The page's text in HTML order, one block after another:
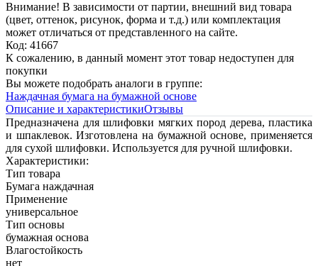
Внимание! В зависимости от партии, внешний вид товара
(цвет, оттенок, рисунок, форма и т.д.) или комплектация
может отличаться от представленного на сайте.
Код: 41667
К сожалению, в данный момент этот товар недоступен для
покупки
Вы можете подобрать аналоги в группе:
Наждачная бумага на бумажной основе
Описание и характеристикиОтзывы
Предназначена для шлифовки мягких пород дерева, пластика
и шпаклевок. Изготовлена на бумажной основе, применяется
для сухой шлифовки. Используется для ручной шлифовки.
Характеристики:
Тип товара
Бумага наждачная
Применение
универсальное
Тип основы
бумажная основа
Влагостойкость
нет